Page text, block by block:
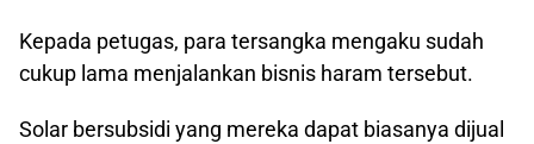
Kepada petugas, para tersangka mengaku sudah
cukup lama menjalankan bisnis haram tersebut.
Solar bersubsidi yang mereka dapat biasanya dijual